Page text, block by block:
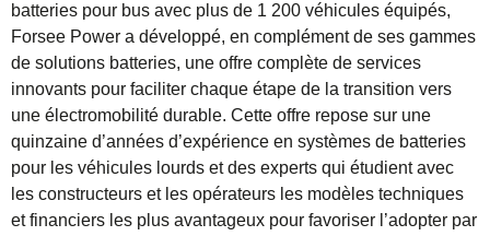
batteries pour bus avec plus de 1 200 véhicules équipés,
Forsee Power a développé, en complément de ses gammes
de solutions batteries, une offre complète de services
innovants pour faciliter chaque étape de la transition vers
une électromobilité durable. Cette offre repose sur une
quinzaine d’années d’expérience en systèmes de batteries
pour les véhicules lourds et des experts qui étudient avec
les constructeurs et les opérateurs les modèles techniques
et financiers les plus avantageux pour favoriser l’adopter par